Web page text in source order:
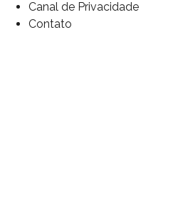
Canal de Privacidade
Contato